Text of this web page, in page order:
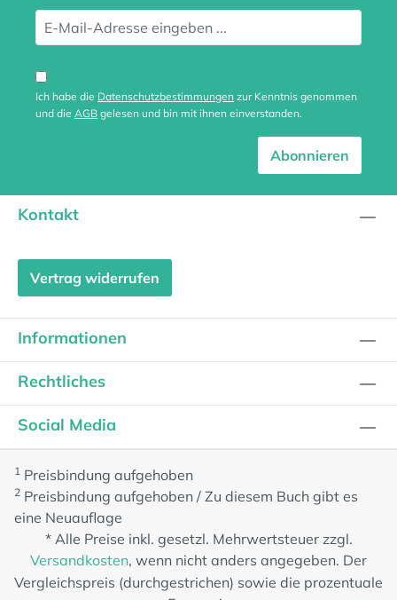
Ich habe die Datenschutzbestimmungen zur Kenntnis genommen
und die AGB gelesen und bin mit ihnen einverstanden.
Abonnieren
Kontakt
Vertrag widerrufen
Informationen
Rechtliches
Social Media
1 Preisbindung aufgehoben
2 Preisbindung aufgehoben / Zu diesem Buch gibt es
eine Neuauflage
* Alle Preise inkl. gesetzl. Mehrwertsteuer zzgl.
Versandkosten, wenn nicht anders angegeben. Der
Vergleichspreis (durchgestrichen) sowie die prozentuale